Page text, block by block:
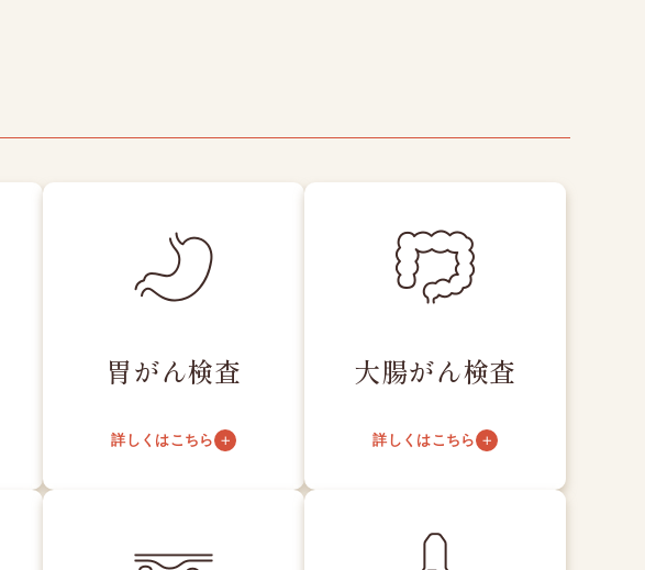
胃がん検査
詳しくはこちら
大腸がん検査
詳しくはこちら